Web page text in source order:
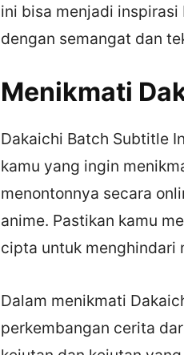
ini bisa menjadi
dengan semangat dan
Menikmati
Dakaichi Batch Subtitle
kamu yang ingin
menontonnya secara
anime. Pastikan kamu
cipta untuk menghindari
Dalam menikmati
perkembangan cerita